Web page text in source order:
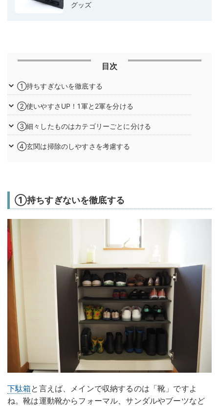
グッズ
目次
①持ちすぎないを徹底する
②使いやすさUP！1軍と2軍を分ける
③細々したものはカテゴリーごとに分ける
④玄関は掃除のしやすさを考慮する
①持ちすぎないを徹底する
下駄箱と言えば、メインで収納するのは「靴」ですよ
ね。靴は運動靴からフォーマル、サンダルやブーツなど